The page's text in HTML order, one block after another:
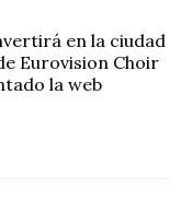
en la ciudad
Eurovision Choir
la web